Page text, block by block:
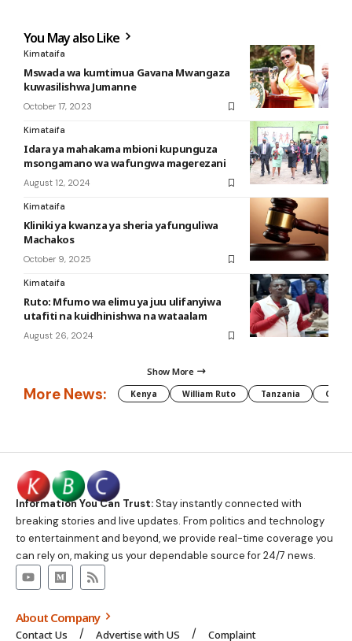
You May also Like
Kimataifa
Mswada wa kumtimua Gavana Mwangaza
kuwasilishwa Jumanne
October 17, 2023
Kimataifa
Idara ya mahakama mbioni kupunguza
msongamano wa wafungwa magerezani
August 12, 2024
Kimataifa
Kliniki ya kwanza ya sheria yafunguliwa
Machakos
October 9, 2025
Kimataifa
Ruto: Mfumo wa elimu ya juu ulifanyiwa
utafiti na kuidhinishwa na wataalam
August 26, 2024
Show More
More News: Kenya William Ruto Tanzania CAF
Information You Can Trust:Stay instantly connected with
breaking stories and live updates. From politics and technology
to entertainment and beyond, we provide real-time coverage you
can rely on, making us your dependable source for 24/7 news.
About Company
Contact Us Advertise with US Complaint